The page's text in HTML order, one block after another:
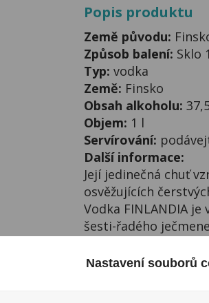
Popis produktu
Země původu:
Způsob balení: Sklo
Typ: vodka
Země: Finsko
Obsah alkoholu:
Objem: 1 l
Servírování:
Další informace:
Její jedinečná chuť
osvěžujících
Vodka FINLANDIA
šesti-řadého
Používané
Finska. Její
Historie vodky
být prodávána v i v
Nastavení souborů